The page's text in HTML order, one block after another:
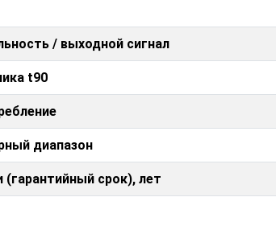
/ выходной сигнал
t90
диапазон
(гарантийный срок), лет